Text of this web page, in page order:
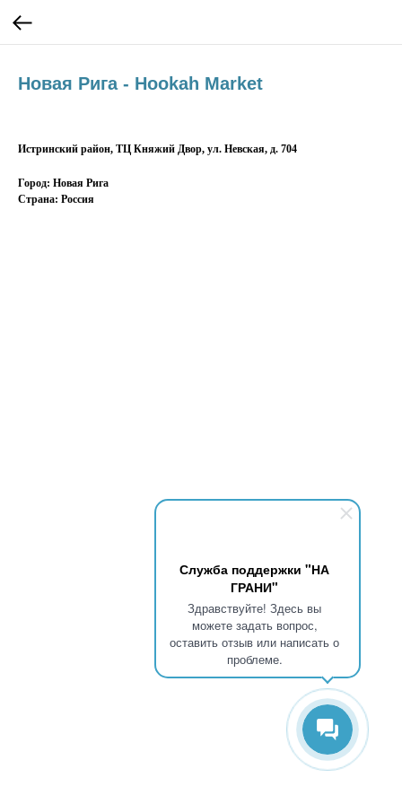
Служба поддержки "НА
ГРАНИ"
Здравствуйте! Здесь вы
можете задать вопрос,
оставить отзыв или написать о
проблеме.
Новая Рига - Hookah Market
Истринский район, ТЦ Княжий Двор, ул. Невская, д. 704
Город: Новая Рига
Страна: Россия